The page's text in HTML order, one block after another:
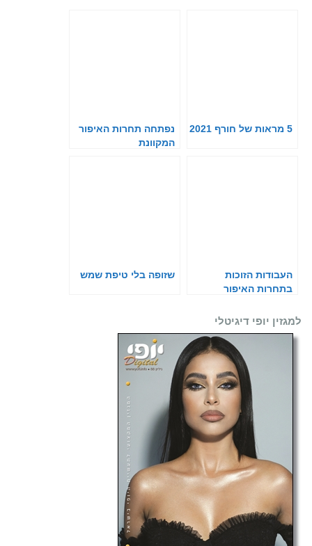
5 מראות של חורף 2021
נפתחה תחרות האיפור
המקוונת
העבודות הזוכות
בתחרות האיפור
שזופה בלי טיפת שמש
למגזין יופי דיגיטלי